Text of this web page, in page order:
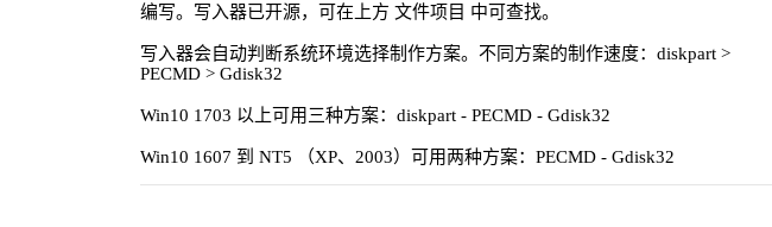
编写。写入器已开源，可在上方 文件项目 中可查找。
写入器会自动判断系统环境选择制作方案。不同方案的制作速度：diskpart >
PECMD > Gdisk32
Win10 1703 以上可用三种方案：diskpart - PECMD - Gdisk32
Win10 1607 到 NT5 （XP、2003）可用两种方案：PECMD - Gdisk32